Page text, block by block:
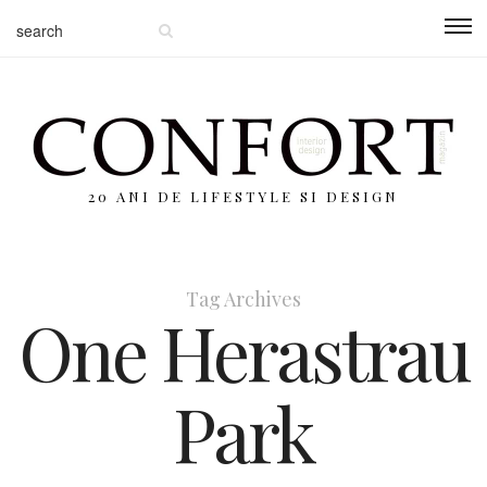
20 ANI DE LIFESTYLE SI DESIGN
Tag Archives
One Herastrau
Park